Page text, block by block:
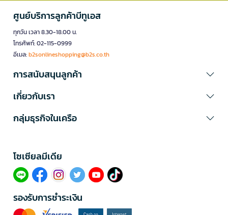
ศูนย์บริการลูกค้าบีทูเอส
ทุกวัน เวลา 8.30-18.00 น.
โทรศัพท์: 02-115-0999
อีเมล:b2sonlineshopping@b2s.co.th
การสนับสนุนลูกค้า
เกี่ยวกับเรา
กลุ่มธุรกิจในเครือ
โซเซียลมีเดีย​
รองรับการชำระเงิน